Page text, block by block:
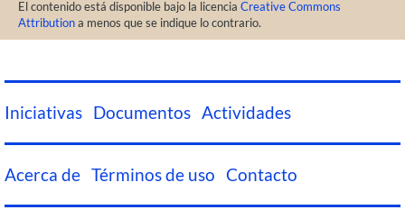
El contenido está disponible bajo la licencia Creative Commons
Attributiona menos que se indique lo contrario.
Iniciativas Documentos Actividades
Acerca de Términos de uso Contacto